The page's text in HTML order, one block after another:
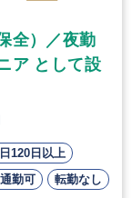
全）／夜勤
ア として設
120日以上
勤可 転勤なし